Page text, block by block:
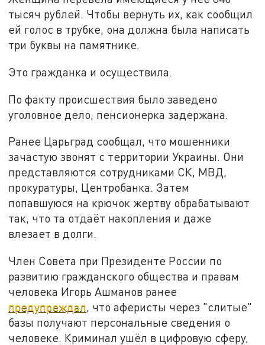
тысяч рублей. Чтобы вернуть их, как сообщил
ей голос в трубке, она должна была написать
три буквы на памятнике.
Это гражданка и осуществила.
По факту происшествия было заведено
уголовное дело, пенсионерка задержана.
Ранее Царьград сообщал, что мошенники
зачастую звонят с территории Украины. Они
представляются сотрудниками СК, МВД,
прокуратуры, Центробанка. Затем
попавшуюся на крючок жертву обрабатывают
так, что та отдаёт накопления и даже
влезает в долги.
Член Совета при Президенте России по
развитию гражданского общества и правам
человека Игорь Ашманов ранее
предупреждал, что аферисты через "слитые"
базы получают персональные сведения о
человеке. Криминал ушёл в цифровую сферу,